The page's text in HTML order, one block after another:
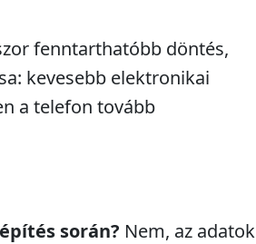
fenntarthatóbb döntés,
kevesebb elektronikai
a telefon tovább
során? Nem, az adatok